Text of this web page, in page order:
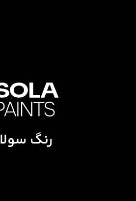
رنگ سولا